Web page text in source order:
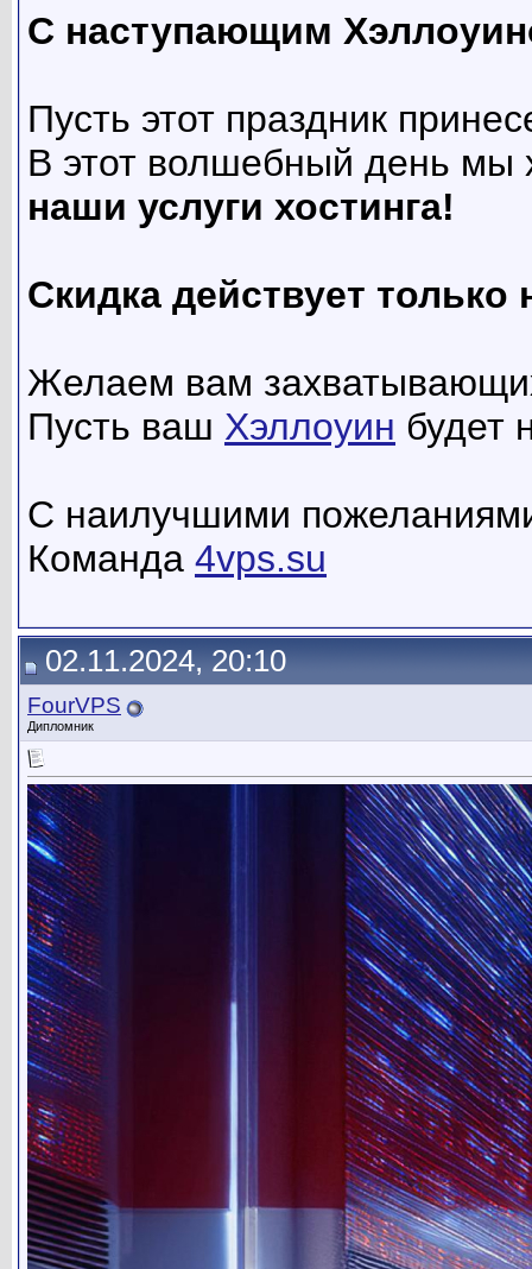
С наступающим
Пусть этот праздник
В этот волшебный день
наши услуги хостинга!
Скидка действует только
Желаем вам
Пусть ваш Хэллоуин будет
С наилучшими
Команда 4vps.su
02.11.2024, 20:10
FourVPS
Дипломник